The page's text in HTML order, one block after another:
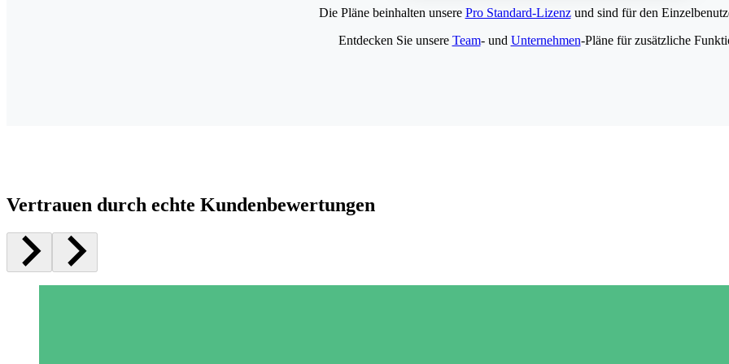
Die Pläne beinhalten unsere Pro Standard-Lizenzund sind für den
Entdecken Sie unsere Team- und Unternehmen-Pläne für zusätzliche
Vertrauen durch echte Kundenbewertungen